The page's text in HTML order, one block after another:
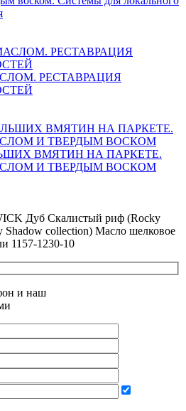
РЕСТАВРАЦИЯ
ВМЯТИН НА ПАРКЕТЕ.
И ТВЕРДЫМ ВОСКОМ
Дуб Скалистый риф (Rocky
Shadow collection) Масло шелковое
1157-1230-10
и наш